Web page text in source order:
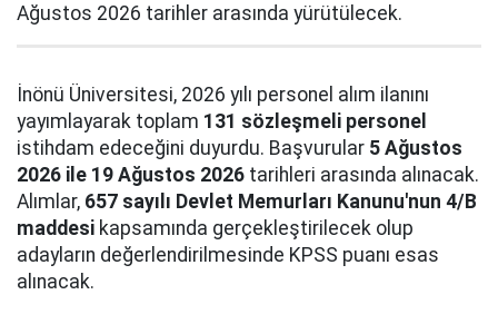
Ağustos 2026 tarihler arasında yürütülecek.
İnönü Üniversitesi, 2026 yılı personel alım ilanını
yayımlayarak toplam 131 sözleşmeli personel
istihdam edeceğini duyurdu. Başvurular 5 Ağustos
2026 ile 19 Ağustos 2026 tarihleri arasında alınacak.
Alımlar, 657 sayılı Devlet Memurları Kanunu'nun 4/B
maddesi kapsamında gerçekleştirilecek olup
adayların değerlendirilmesinde KPSS puanı esas
alınacak.